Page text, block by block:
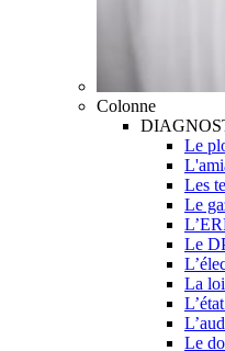
Colonne
Le
Les
Le
Le
La
Le